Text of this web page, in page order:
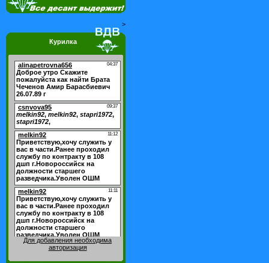
>
Курилка
Для добавления необходима
авторизация